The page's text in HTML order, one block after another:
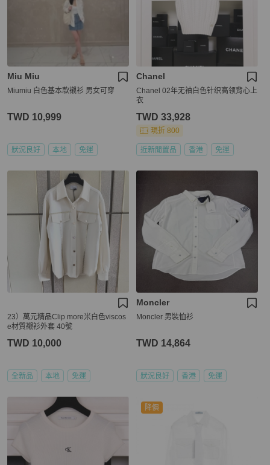
Miu Miu
Miumiu 白色基本款襯衫 男女可穿
TWD 10,999
狀況良好 本地 免運
Chanel
Chanel 02年无袖白色针织高领背心上
衣
TWD 33,928
現折 800
近新閒置品 香港 免運
23）萬元精品Clip more米白色viscos
e材質襯衫外套 40號
TWD 10,000
全新品 本地 免運
Moncler
Moncler 男裝恤衫
TWD 14,864
狀況良好 香港 免運
降價